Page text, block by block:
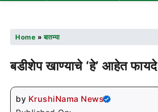
Home »बातम्या
बडीशेप खाण्याचे ‘हे’ आहेत फायदे
by KrushiNama News